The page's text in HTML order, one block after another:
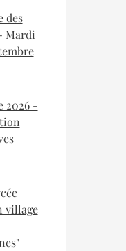
des
Mardi
2026 -
village